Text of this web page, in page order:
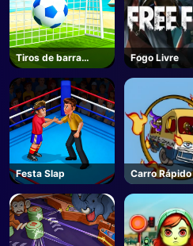
Tiros de barra
cruzada
Fogo Livre
Festa Slap Carro Rápido